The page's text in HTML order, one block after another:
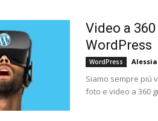
Video a
WordPress
WordPress
Siamo sempre piú
foto e video a 360